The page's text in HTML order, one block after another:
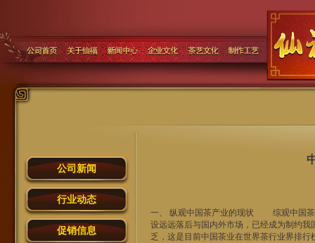
公司新闻
行业动态
促销信息
一、 纵观中国茶产业的现状 综观中国茶
设远远落后与国内外市场，已经成为制约
乏，这是目前中国茶业在世界茶行业界排